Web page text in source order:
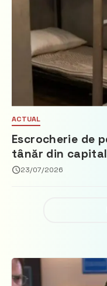
ACTUAL
Escrocherie de
tânăr din
închisoare
23/07/2026